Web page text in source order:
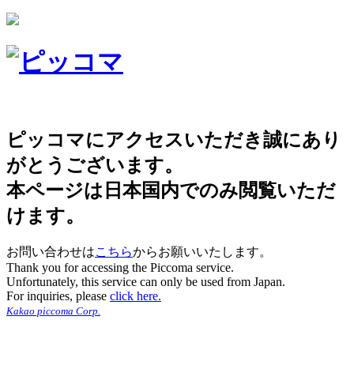
ピッコマにアクセスいただき誠にあり
がとうございます。
本ページは日本国内でのみ閲覧いただ
けます。
お問い合わせはこちらからお願いいたします。
Thank you for accessing the Piccoma service.
Unfortunately, this service can only be used from Japan.
For inquiries, please click here.
Kakao piccoma Corp.